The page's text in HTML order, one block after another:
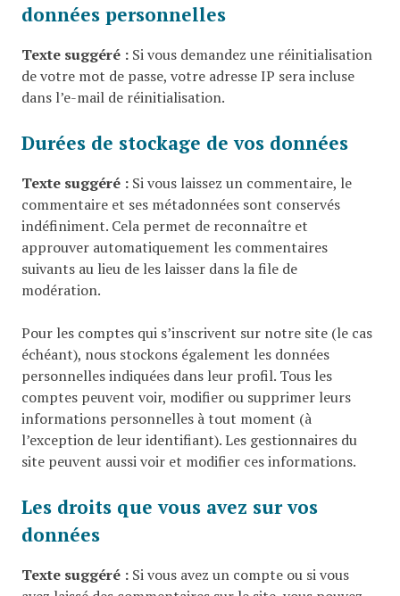
données personnelles
Texte suggéré : Si vous demandez une réinitialisation
de votre mot de passe, votre adresse IP sera incluse
dans l’e-mail de réinitialisation.
Durées de stockage de vos données
Texte suggéré : Si vous laissez un commentaire, le
commentaire et ses métadonnées sont conservés
indéfiniment. Cela permet de reconnaître et
approuver automatiquement les commentaires
suivants au lieu de les laisser dans la file de
modération.
Pour les comptes qui s’inscrivent sur notre site (le cas
échéant), nous stockons également les données
personnelles indiquées dans leur profil. Tous les
comptes peuvent voir, modifier ou supprimer leurs
informations personnelles à tout moment (à
l’exception de leur identifiant). Les gestionnaires du
site peuvent aussi voir et modifier ces informations.
Les droits que vous avez sur vos
données
Texte suggéré : Si vous avez un compte ou si vous